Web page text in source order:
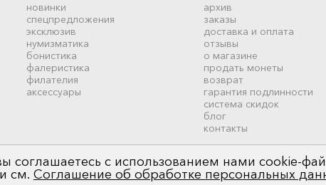
новинки
спецпредложения
эксклюзив
нумизматика
бонистика
фалеристика
филателия
аксессуары
архив
заказы
доставка и оплата
отзывы
о магазине
продать монеты
возврат
гарантия подлинности
система скидок
блог
контакты
соглашаетесь с использованием нами cookie-
см. Соглашение об обработке персональных